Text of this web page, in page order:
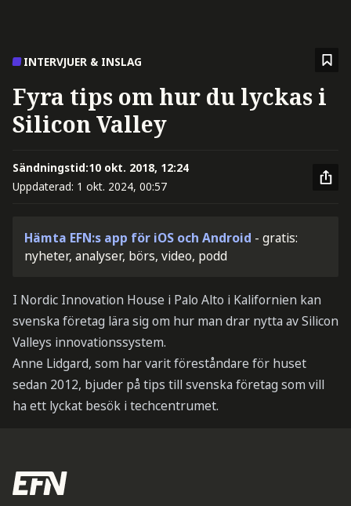
INTERVJUER & INSLAG
Fyra tips om hur du lyckas i
Silicon Valley
Sändningstid:10 okt. 2018, 12:24
Uppdaterad: 1 okt. 2024, 00:57
Hämta EFN:s app för iOS och Android - gratis:
nyheter, analyser, börs, video, podd
I Nordic Innovation House i Palo Alto i Kalifornien kan
svenska företag lära sig om hur man drar nytta av Silicon
Valleys innovationssystem.
Anne Lidgard, som har varit föreståndare för huset
sedan 2012, bjuder på tips till svenska företag som vill
ha ett lyckat besök i techcentrumet.